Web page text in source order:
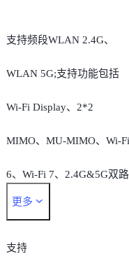
支持频段WLAN 2.4G、
WLAN 5G;支持功能包括
Wi-Fi Display、2*2
MIMO、MU-MIMO、Wi-Fi
6、Wi-Fi 7、2.4G&5G双路
并发
更多
支持